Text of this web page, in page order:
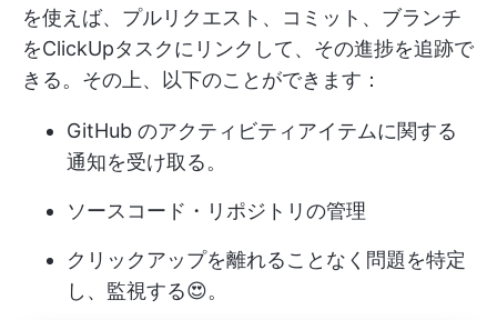
を使えば、プルリクエスト、コミット、ブランチ
をClickUpタスクにリンクして、その進捗を追跡で
きる。その上、以下のことができます：
GitHub のアクティビティアイテムに関する
通知を受け取る。
ソースコード・リポジトリの管理
クリックアップを離れることなく問題を特定
し、監視する😍。